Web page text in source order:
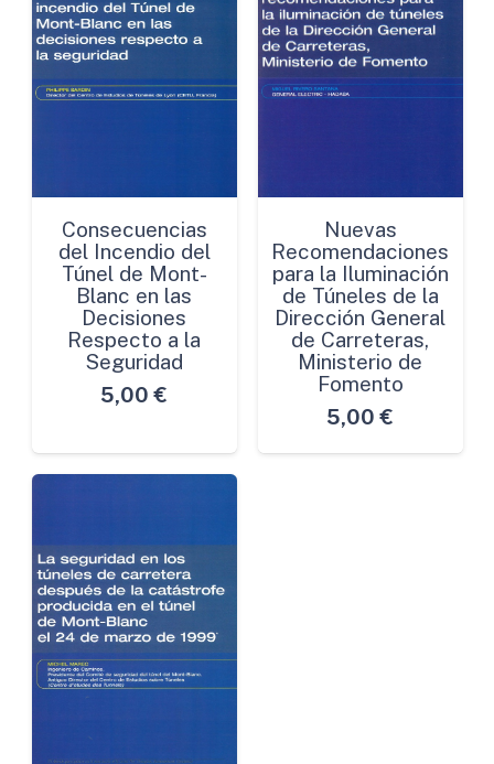
Consecuencias
del Incendio del
Túnel de Mont-
Blanc en las
Decisiones
Respecto a la
Seguridad
5,00 €
Nuevas
Recomendaciones
para la Iluminación
de Túneles de la
Dirección General
de Carreteras,
Ministerio de
Fomento
5,00 €